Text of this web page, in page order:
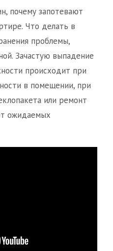
почему запотевают
Что делать в
проблемы,
Зачастую выпадение
происходит при
в помещении, при
или ремонт
ожидаемых